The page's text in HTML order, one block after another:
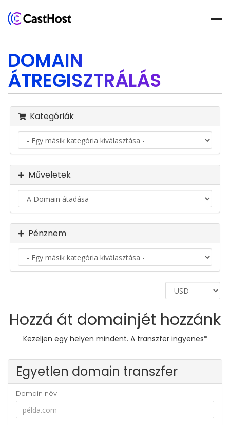
About
Us
Services
Pricing
Blogs
Contact
LOGIN
SIGNUP
DOMAIN
ÁTREGISZTRÁLÁS
Kategóriák
Műveletek
Pénznem
Hozzá át domainjét hozzánk
Kezeljen egy helyen mindent. A transzfer ingyenes*
Egyetlen domain transzfer
Domain név